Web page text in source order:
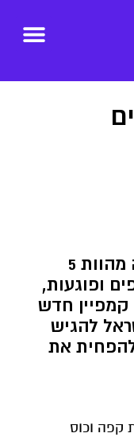
קשיות חד-פעמיות לשתייה מהוות 5
ופוגעות,
קמפיין חדש
להגיש
את
קפה וכוס